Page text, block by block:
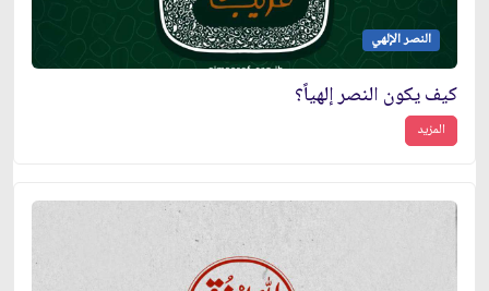
النصر الإلهي
كيف يكون النصر إلهياً؟
المزيد